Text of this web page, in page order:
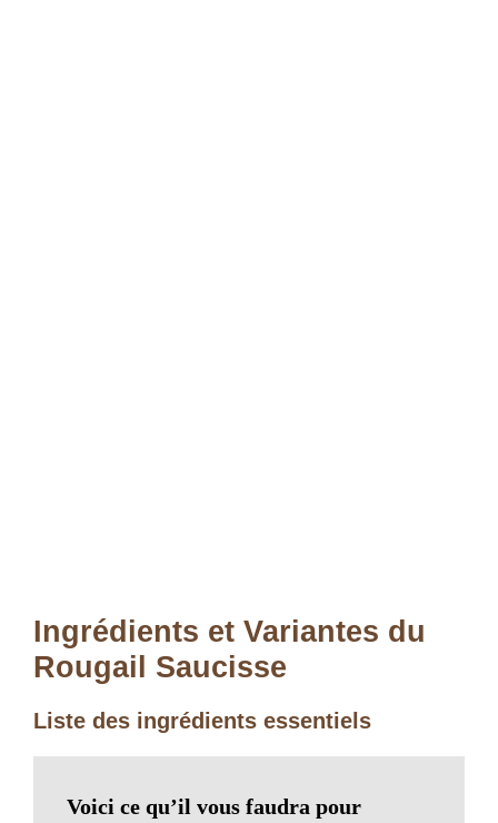
Ingrédients et Variantes du
Rougail Saucisse
Liste des ingrédients essentiels
Voici ce qu’il vous faudra pour